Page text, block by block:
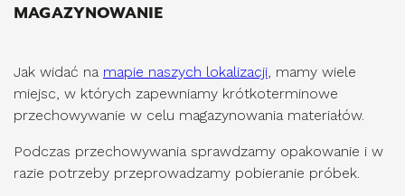
MAGAZYNOWANIE
Jak widać na mapie naszych lokalizacji , mamy wiele
miejsc, w których zapewniamy krótkoterminowe
przechowywanie w celu magazynowania materiałów.
Podczas przechowywania sprawdzamy opakowanie i w
razie potrzeby przeprowadzamy pobieranie próbek.